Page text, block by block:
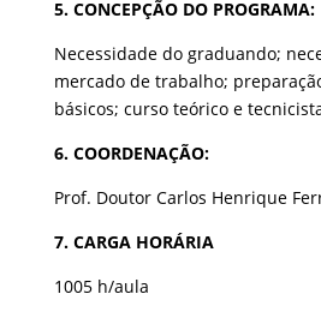
5. CONCEPÇÃO DO PROGRAMA:
Necessidade do graduando;
mercado de trabalho;
básicos; curso teórico e
6. COORDENAÇÃO:
Prof. Doutor Carlos Henrique
7. CARGA HORÁRIA
1005 h/aula